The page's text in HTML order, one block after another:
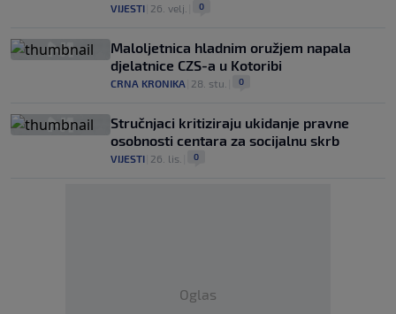
VIJESTI 26. velj. 0
Maloljetnica hladnim oružjem napala
djelatnice CZS-a u Kotoribi
CRNA KRONIKA 28. stu. 0
Stručnjaci kritiziraju ukidanje pravne
osobnosti centara za socijalnu skrb
VIJESTI 26. lis. 0
Oglas